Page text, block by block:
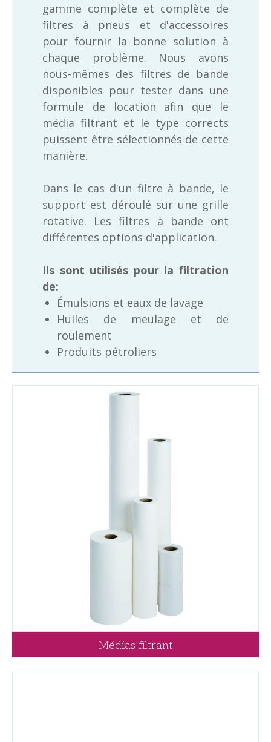
gamme complète et complète de
filtres à pneus et d'accessoires
pour fournir la bonne solution à
chaque problème. Nous avons
nous-mêmes des filtres de bande
disponibles pour tester dans une
formule de location afin que le
média filtrant et le type corrects
puissent être sélectionnés de cette
manière.
Dans le cas d'un filtre à bande, le
support est déroulé sur une grille
rotative. Les filtres à bande ont
différentes options d'application.
Ils sont utilisés pour la filtration
de:
Émulsions et eaux de lavage
Huiles de meulage et de
roulement
Produits pétroliers
Médias filtrant